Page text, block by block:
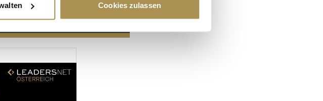
werden, und legen Sie Ihre Präferenzen im
Funktionen für soziale Medien anbieten zu können
weiter. Unsere Partner führen diese Informationen
haben oder die sie im Rahmen Ihrer Nutzung
Cookies zulassen